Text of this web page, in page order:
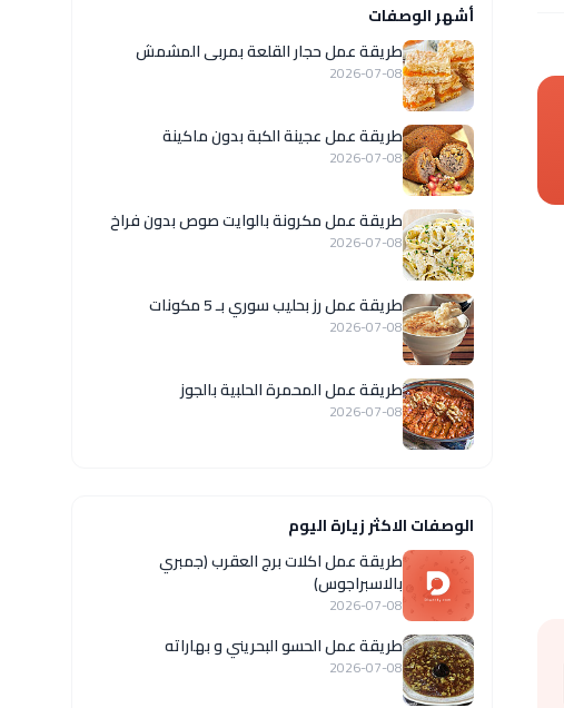
أشهر الوصفات
طريقة عمل حجار القلعة بمربى المشمش
2026-07-08
طريقة عمل عجينة الكبة بدون ماكينة
2026-07-08
طريقة عمل مكرونة بالوايت صوص بدون فراخ
2026-07-08
طريقة عمل رز بحليب سوري بـ 5 مكونات
2026-07-08
طريقة عمل المحمرة الحلبية بالجوز
2026-07-08
الوصفات الاكثر زيارة اليوم
طريقة عمل اكلات برج العقرب (جمبري
بالاسبراجوس)
2026-07-08
طريقة عمل الحسو البحريني و بهاراته
2026-07-08